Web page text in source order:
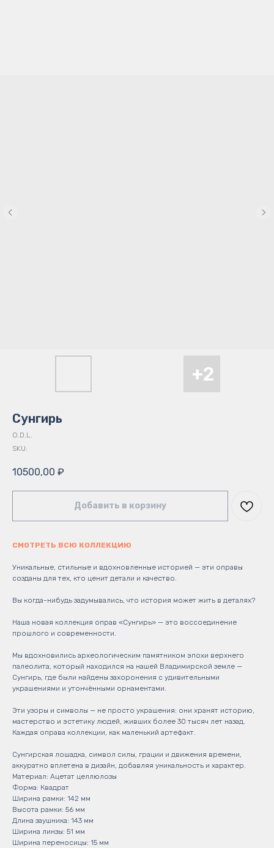
Сунгирь
O.D.L.
SKU:
10500,00 ₽
Добавить в корзину
СМОТРЕТЬ ВСЮ КОЛЛЕКЦИЮ
Уникальные, стильные и вдохновленные историей — эти оправы
созданы для тех, кто ценит детали и качество.
Вы когда-нибудь задумывались, что история может жить в деталях?
Наша новая коллекция оправ «Сунгирь» — это воссоединение
прошлого и современности.
Мы вдохновились археологическим памятником эпохи верхнего
палеолита, который находился на нашей Владимирской земле —
Сунгирь, где были найдены захоронения с удивительными
украшениями и утончёнными орнаментами.
Эти узоры и символы — не просто украшения: они хранят историю,
мастерство и эстетику людей, живших более 30 тысяч лет назад.
Каждая оправа коллекции, как маленький артефакт.
Сунгирская лошадка, символ силы, грации и движения времени,
аккуратно вплетена в дизайн, добавляя уникальность и характер.
Материал: Ацетат целлюлозы
Форма: Квадрат
Ширина рамки: 142 мм
Высота рамки: 56 мм
Длина заушника: 143 мм
Ширина линзы: 51 мм
Ширина переносицы: 15 мм